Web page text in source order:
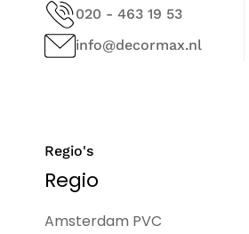
020 - 463 19 53
info@decormax.nl
Regio's
Regio
Amsterdam PVC